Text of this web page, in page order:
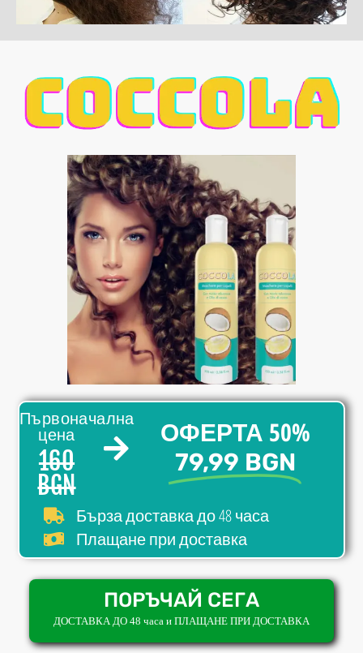
Първоначална
цена
160
BGN
ОФЕРТА 50%
79,99 BGN
Бърза доставкадо 48 часа
Плащане при доставка
ПОРЪЧАЙ СЕГА
ДОСТАВКА ДО 48 часа и ПЛАЩАНЕ ПРИ ДОСТАВКА